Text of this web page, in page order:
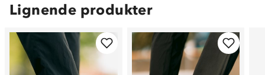
Lignende produkter